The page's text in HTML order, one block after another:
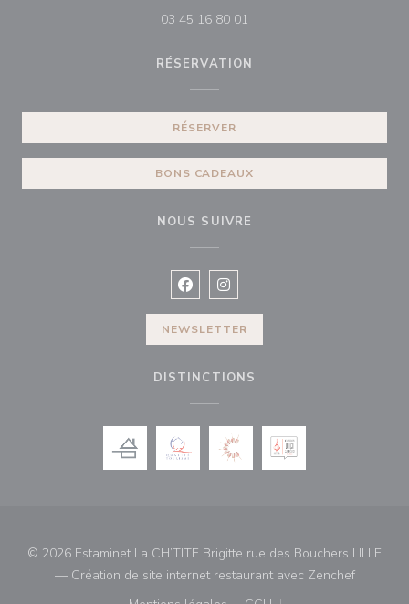
03 45 16 80 01
RÉSERVATION
RÉSERVER
BONS CADEAUX
NOUS SUIVRE
Facebook ((ouvre une nouvelle
Instagram ((ouvre une
NEWSLETTER
DISTINCTIONS
© 2026 Estaminet La CH’TITE Brigitte rue des Bouchers LILLE
— Création de site internet restaurant avec Zenchef((ouvre